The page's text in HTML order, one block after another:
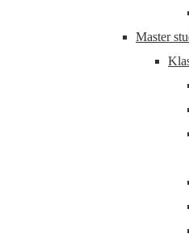
Master